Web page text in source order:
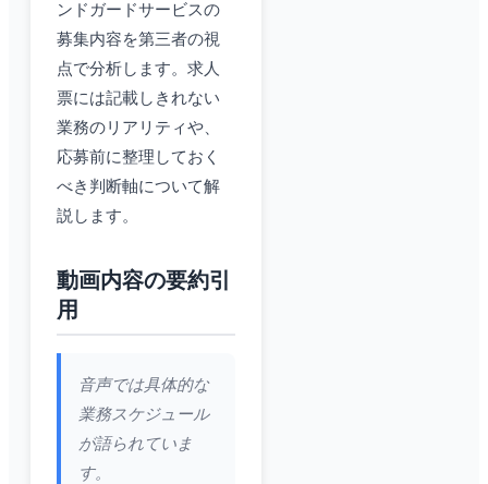
ンドガードサービスの
募集内容を第三者の視
点で分析します。求人
票には記載しきれない
業務のリアリティや、
応募前に整理しておく
べき判断軸について解
説します。
動画内容の要約引
用
音声では具体的な
業務スケジュール
が語られていま
す。